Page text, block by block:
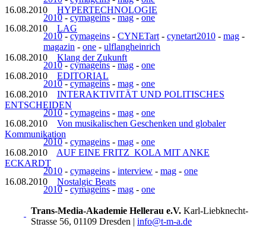
16.08.2010 HYPERTECHNOLOGIE
2010-cymageins-mag-one
16.08.2010 LAG
2010-cymageins - CYNETart - cynetart2010 - mag -
magazin - one - ulflangheinrich
16.08.2010 Klang der Zukunft
2010-cymageins-mag - one
16.08.2010 EDITORIAL
2010-cymageins - mag - one
16.08.2010 INTERAKTIVITÄT UND POLITISCHES
ENTSCHEIDEN
2010-cymageins - mag - one
16.08.2010 Von musikalischen Geschenken und globaler
Kommunikation
2010- cymageins - mag - one
16.08.2010 AUF EINE FRITZ_KOLA MIT ANKE
ECKARDT
2010 - cymageins - interview - mag - one
16.08.2010 Nostalgic Beats
2010-cymageins-mag - one
Trans-Media-Akademie Hellerau e.V. Karl-Liebknecht-
Strasse 56, 01109 Dresden | info@t-m-a.de